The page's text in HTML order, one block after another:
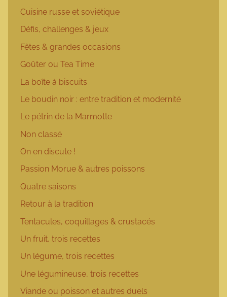
Cuisine russe et soviétique
Défis, challenges & jeux
Fêtes & grandes occasions
Goûter ou Tea Time
La boîte à biscuits
Le boudin noir : entre tradition et modernité
Le pétrin de la Marmotte
Non classé
On en discute !
Passion Morue & autres poissons
Quatre saisons
Retour à la tradition
Tentacules, coquillages & crustacés
Un fruit, trois recettes
Un légume, trois recettes
Une légumineuse, trois recettes
Viande ou poisson et autres duels